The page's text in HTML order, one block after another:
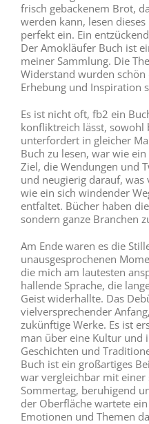
frisch gebackenem Brot,
werden kann, lesen
perfekt ein. Ein
Der Amokläufer Buch ist
meiner Sammlung. Die
Widerstand wurden
Erhebung und Inspiration
Es ist nicht oft, fb2 ein
konfliktreich lässt, sowohl
unterfordert in gleicher
Buch zu lesen, war wie
Ziel, die Wendungen und
und neugierig darauf,
wie ein sich windender
entfaltet. Bücher haben
sondern ganze Branchen
Am Ende waren es die
unausgesprochenen
die mich am lautesten
hallende Sprache, die
Geist widerhallte. Das
vielversprechender
zukünftige Werke. Es ist
man über eine Kultur und
Geschichten und
Buch ist ein großartiges
war vergleichbar mit einer
Sommertag, beruhigend
der Oberfläche wartete
Emotionen und Themen